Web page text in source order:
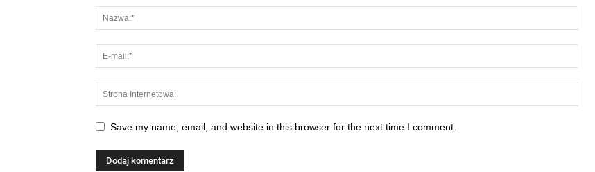
Save my name, email, and website in this browser for the next time I comment.